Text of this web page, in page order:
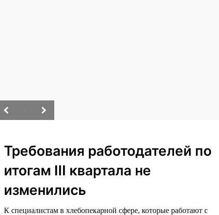
Требования работодателей по
итогам III квартала не
изменились
К специалистам в хлебопекарной сфере, которые работают с